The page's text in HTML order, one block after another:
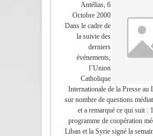
Antélias, 6
Octobre 2000
Dans le cadre de
la suivie des
derniers
événements,
l’Union
Catholique
Internationale de la Presse au
sur nombre de questions
et a remarqué ce qui suit :
programme de coopération
Liban et la Syrie signé la